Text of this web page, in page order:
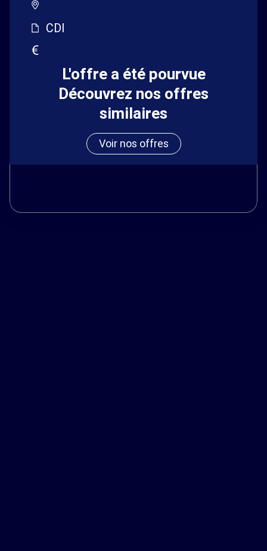
CDI
L'offre a été pourvue
Découvrez nos offres
similaires
Voir nos offres